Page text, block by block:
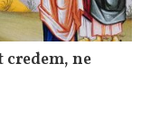
ne